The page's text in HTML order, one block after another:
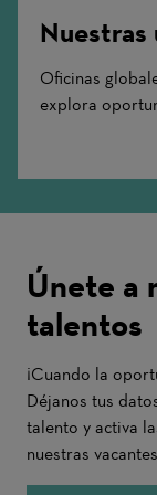
Nuestras
Oficinas
explora
Únete a
talentos
¡Cuando la
Déjanos tus
talento y activa
nuestras